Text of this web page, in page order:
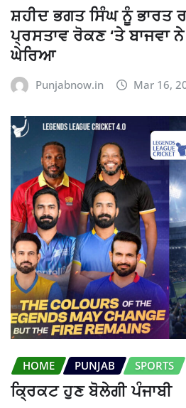
ਸ਼ਹੀਦ ਭਗਤ ਸਿੰਘ ਨੂੰ ਭਾਰਤ
ਪ੍ਰਸਤਾਵ ਰੋਕਣ ‘ਤੇ ਬਾਜਵਾ
ਘੇਰਿਆ
Punjabnow.in Mar 16,
HOME PUNJAB SPORTS
ਕ੍ਰਿਕਟ ਹੁਣ ਬੋਲੇਗੀ ਪੰਜਾਬੀ